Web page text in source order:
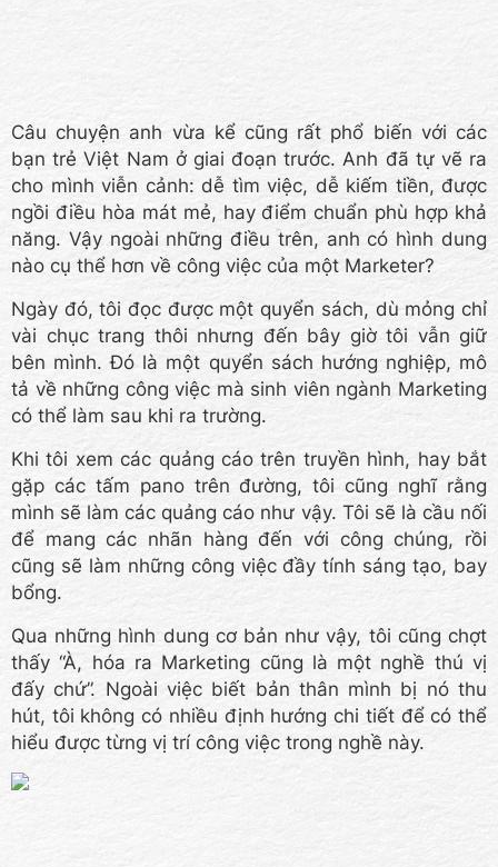
Câu chuyện anh vừa kể cũng rất phổ biến với các
bạn trẻ Việt Nam ở giai đoạn trước. Anh đã tự vẽ ra
cho mình viễn cảnh: dễ tìm việc, dễ kiếm tiền, được
ngồi điều hòa mát mẻ, hay điểm chuẩn phù hợp khả
năng. Vậy ngoài những điều trên, anh có hình dung
nào cụ thể hơn về công việc của một Marketer?
Ngày đó, tôi đọc được một quyển sách, dù mỏng chỉ
vài chục trang thôi nhưng đến bây giờ tôi vẫn giữ
bên mình. Đó là một quyển sách hướng nghiệp, mô
tả về những công việc mà sinh viên ngành Marketing
có thể làm sau khi ra trường.
Khi tôi xem các quảng cáo trên truyền hình, hay bắt
gặp các tấm pano trên đường, tôi cũng nghĩ rằng
mình sẽ làm các quảng cáo như vậy. Tôi sẽ là cầu nối
để mang các nhãn hàng đến với công chúng, rồi
cũng sẽ làm những công việc đầy tính sáng tạo, bay
bổng.
Qua những hình dung cơ bản như vậy, tôi cũng chợt
thấy “À, hóa ra Marketing cũng là một nghề thú vị
đấy chứ”. Ngoài việc biết bản thân mình bị nó thu
hút, tôi không có nhiều định hướng chi tiết để có thể
hiểu được từng vị trí công việc trong nghề này.